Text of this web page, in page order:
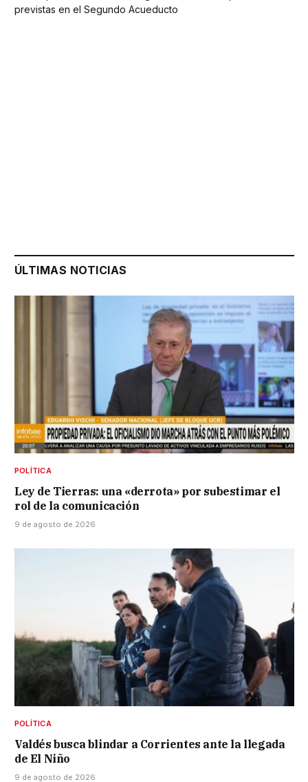
previstas en el Segundo Acueducto
ÚLTIMAS NOTICIAS
POLÍTICA
Ley de Tierras: una «derrota» por subestimar el
rol de la comunicación
9 de agosto de 2026
POLÍTICA
Valdés busca blindar a Corrientes ante la llegada
de El Niño
9 de agosto de 2026